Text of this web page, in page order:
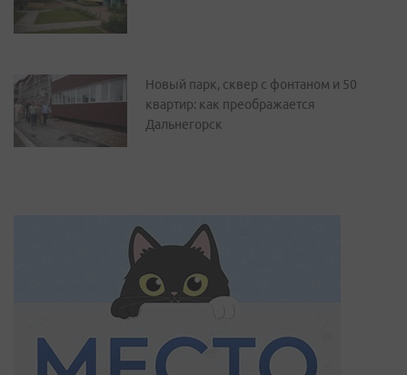
Новый парк, сквер с фонтаном и 50
квартир: как преображается
Дальнегорск